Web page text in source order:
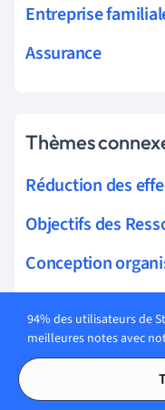
Entreprise
Assurance
Thèmes
Réduction des
Objectifs des
Conception
Modèle de
Flux des
94% des utilisateurs de
meilleures notes avec